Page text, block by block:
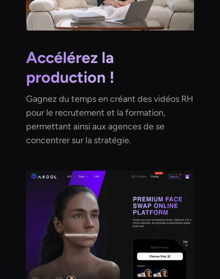
Accélérez la
production !
Gagnez du temps en créant des vidéos RH
pour le recrutement et la formation,
permettant ainsi aux agences de se
concentrer sur la stratégie.